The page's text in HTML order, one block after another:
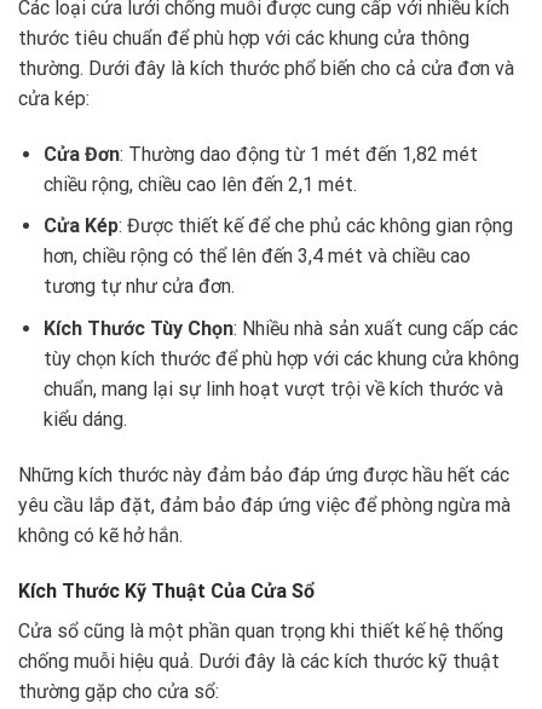
Các loại cửa lưới chống muỗi được cung cấp với nhiều kích
thước tiêu chuẩn để phù hợp với các khung cửa thông
thường. Dưới đây là kích thước phổ biến cho cả cửa đơn và
cửa kép:
Cửa Đơn: Thường dao động từ 1 mét đến 1,82 mét
chiều rộng, chiều cao lên đến 2,1 mét.
Cửa Kép: Được thiết kế để che phủ các không gian rộng
hơn, chiều rộng có thể lên đến 3,4 mét và chiều cao
tương tự như cửa đơn.
Kích Thước Tùy Chọn: Nhiều nhà sản xuất cung cấp các
tùy chọn kích thước để phù hợp với các khung cửa không
chuẩn, mang lại sự linh hoạt vượt trội về kích thước và
kiểu dáng.
Những kích thước này đảm bảo đáp ứng được hầu hết các
yêu cầu lắp đặt, đảm bảo đáp ứng việc để phòng ngừa mà
không có kẽ hở hắn.
Kích Thước Kỹ Thuật Của Cửa Sổ
Cửa sổ cũng là một phần quan trọng khi thiết kế hệ thống
chống muỗi hiệu quả. Dưới đây là các kích thước kỹ thuật
thường gặp cho cửa sổ: